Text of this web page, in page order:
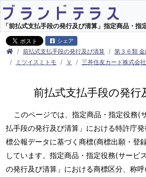
「前払式支払手段の発行及び清算」指定商品・
シェア
前払式支払手段の発行及び清算
第３６類
ミツイスミトモ
Ｖ
三井住友カード株式会社
前払式支払手段の発行
このページでは、指定商品・指定役務(
払手段の発行及び清算」における特許庁
標公報データに基づく商標(商標出願・登
しています。指定商品・指定役務(サービ
の発行及び清算」における商標区分、称